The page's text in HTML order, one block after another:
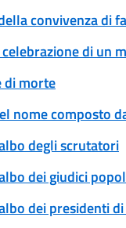
convivenza di
di un
di morte
nome composto
degli scrutatori
dei giudici
dei presidenti di